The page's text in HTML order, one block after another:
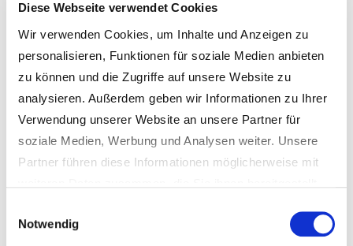
Diese Webseite verwendet Cookies
Wir verwenden Cookies, um Inhalte und Anzeigen zu
personalisieren, Funktionen für soziale Medien anbieten
zu können und die Zugriffe auf unsere Website zu
analysieren. Außerdem geben wir Informationen zu Ihrer
Verwendung unserer Website an unsere Partner für
soziale Medien, Werbung und Analysen weiter. Unsere
Partner führen diese Informationen möglicherweise mit
gesammelt haben.
Notwendig
dem Altar eines dekadenten
Coffeeopfern, um nicht alsSoziopath
zugelten, könnten wir Sie vielleicht mit
einer schönen Tasse Teeverführen.
Lesen Sie mehr über dieVorzüge des
Tees– in unserer nächsten „Longevity